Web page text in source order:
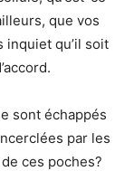
que vos
inquiet qu’il soit
sont échappés
par les
ces poches?